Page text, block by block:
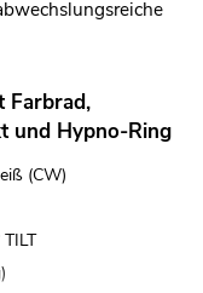
Farbrad,
und Hypno-Ring
(CW)